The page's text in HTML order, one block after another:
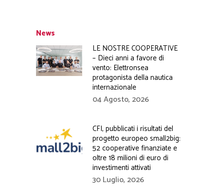
News
LE NOSTRE COOPERATIVE
– Dieci anni a favore di
vento: Elettronsea
protagonista della nautica
internazionale
04 Agosto, 2026
CFI, pubblicati i risultati del
progetto europeo small2big:
52 cooperative finanziate e
oltre 18 milioni di euro di
investimenti attivati
30 Luglio, 2026